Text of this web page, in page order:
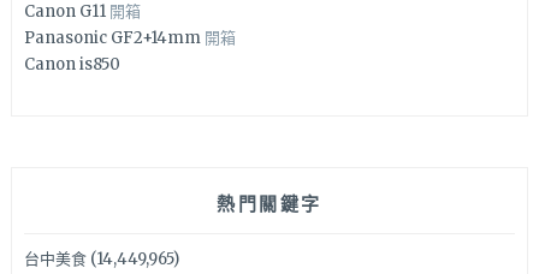
Canon G11 開箱
Panasonic GF2+14mm 開箱
Canon is850
熱門關鍵字
台中美食(14,449,965)